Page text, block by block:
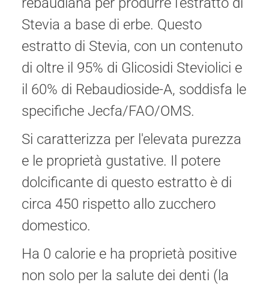
Stevia a base di erbe. Questo
estratto di Stevia, con un contenuto
di oltre il 95% di Glicosidi Steviolici e
il 60% di Rebaudioside-A, soddisfa le
specifiche Jecfa/FAO/OMS.
Si caratterizza per l'elevata purezza
e le proprietà gustative. Il potere
dolcificante di questo estratto è di
circa 450 rispetto allo zucchero
domestico.
Ha 0 calorie e ha proprietà positive
non solo per la salute dei denti (la